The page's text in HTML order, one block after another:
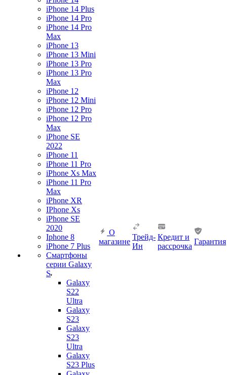
iPhone 14 Plus
iPhone 14 Pro
iPhone 14 Pro
Max
iPhone 13
iPhone 13 Mini
iPhone 13 Pro
iPhone 13 Pro
Max
iPhone 12
iPhone 12 Mini
iPhone 12 Pro
iPhone 12 Pro
Max
iPhone SE
2022
iPhone 11
iPhone 11 Pro
iPhone Xs Max
iPhone 11 Pro
Max
iPhone XR
IPhone Xs
iPhone SE
2020
Iphone 8
iPhone 7 Plus
Смартфоны
серии Galaxy
S
Galaxy
S22
Ultra
Galaxy
S23
Galaxy
S23
Ultra
Galaxy
S23 Plus
О
магазине
Трейд-
Ин
Кредит и
рассрочка
Гарантия